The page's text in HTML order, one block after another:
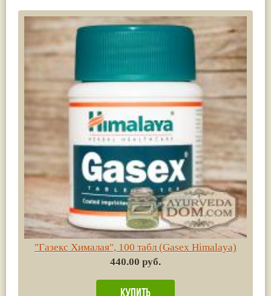
"Газекс Хималая", 100 табл (Gasex Himalaya)
440.00 руб.